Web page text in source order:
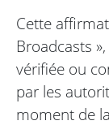
Cette
Broadcasts
vérifiée ou
par les
moment de